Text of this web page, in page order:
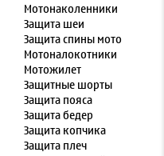
Мотонаколенники
Защита шеи
Защита спины мото
Мотоналокотники
Мотожилет
Защитные шорты
Защита пояса
Защита бедер
Защита копчика
Защита плеч